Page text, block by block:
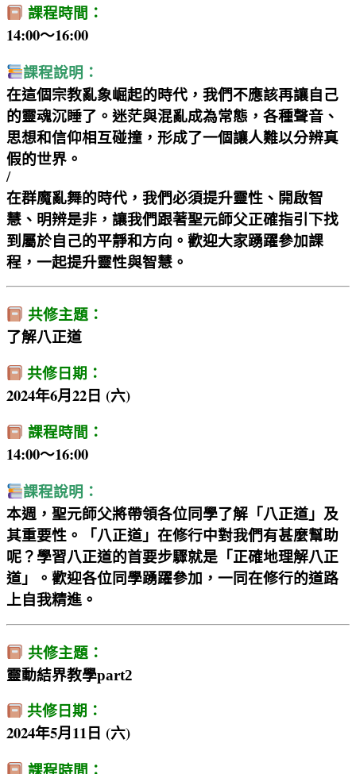
課程時間：
14:00～16:00
課程說明：
在這個宗教亂象崛起的時代，我們不應該再讓自己
的靈魂沉睡了。迷茫與混亂成為常態，各種聲音、
思想和信仰相互碰撞，形成了一個讓人難以分辨真
假的世界。
/
在群魔亂舞的時代，我們必須提升靈性、開啟智
慧、明辨是非，讓我們跟著聖元師父正確指引下找
到屬於自己的平靜和方向。歡迎大家踴躍參加課
程，一起提升靈性與智慧。
共修主題：
了解八正道
共修日期：
2024年6月22日 (六)
課程時間：
14:00～16:00
課程說明：
本週，聖元師父將帶領各位同學了解「八正道」及
其重要性。「八正道」在修行中對我們有甚麼幫助
呢？學習八正道的首要步驟就是「正確地理解八正
道」。歡迎各位同學踴躍參加，一同在修行的道路
上自我精進。
共修主題：
靈動結界教學part2
共修日期：
2024年5月11日 (六)
課程時間：